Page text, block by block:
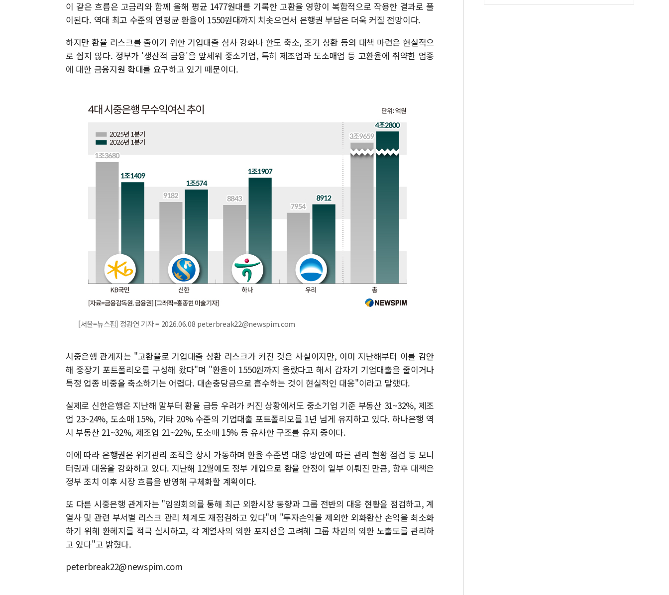
이 같은 흐름은 고금리와 함께 올해 평균 1477원대를 기록한 고환율 영향이 복합적으로 작용한 결과로 풀
이된다. 역대 최고 수준의 연평균 환율이 1550원대까지 치솟으면서 은행권 부담은 더욱 커질 전망이다.
하지만 환율 리스크를 줄이기 위한 기업대출 심사 강화나 한도 축소, 조기 상환 등의 대책 마련은 현실적으
로 쉽지 않다. 정부가 '생산적 금융'을 앞세워 중소기업, 특히 제조업과 도소매업 등 고환율에 취약한 업종
에 대한 금융지원 확대를 요구하고 있기 때문이다.
[서울=뉴스핌] 정광연 기자 = 2026.06.08 peterbreak22@newspim.com
시중은행 관계자는 "고환율로 기업대출 상환 리스크가 커진 것은 사실이지만, 이미 지난해부터 이를 감안
해 중장기 포트폴리오를 구성해 왔다"며 "환율이 1550원까지 올랐다고 해서 갑자기 기업대출을 줄이거나
특정 업종 비중을 축소하기는 어렵다. 대손충당금으로 흡수하는 것이 현실적인 대응"이라고 말했다.
실제로 신한은행은 지난해 말부터 환율 급등 우려가 커진 상황에서도 중소기업 기준 부동산 31~32%, 제조
업 23~24%, 도소매 15%, 기타 20% 수준의 기업대출 포트폴리오를 1년 넘게 유지하고 있다. 하나은행 역
시 부동산 21~32%, 제조업 21~22%, 도소매 15% 등 유사한 구조를 유지 중이다.
이에 따라 은행권은 위기관리 조직을 상시 가동하며 환율 수준별 대응 방안에 따른 관리 현황 점검 등 모니
터링과 대응을 강화하고 있다. 지난해 12월에도 정부 개입으로 환율 안정이 일부 이뤄진 만큼, 향후 대책은
정부 조치 이후 시장 흐름을 반영해 구체화할 계획이다.
또 다른 시중은행 관계자는 "임원회의를 통해 최근 외환시장 동향과 그룹 전반의 대응 현황을 점검하고, 계
열사 및 관련 부서별 리스크 관리 체계도 재점검하고 있다"며 "투자손익을 제외한 외화환산 손익을 최소화
하기 위해 환헤지를 적극 실시하고, 각 계열사의 외환 포지션을 고려해 그룹 차원의 외환 노출도를 관리하
고 있다"고 밝혔다.
peterbreak22@newspim.com